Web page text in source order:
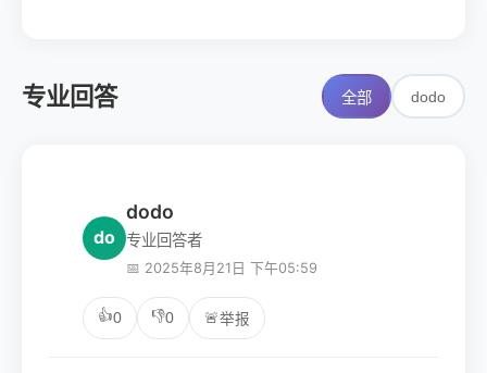
专业回答 全部 dodo
do
dodo
专业回答者
📅 2025年8月21日 下午05:59
👍0 👎0 🚨举报